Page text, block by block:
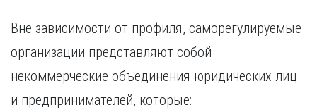
Вне зависимости от профиля, саморегулируемые
организации представляют собой
некоммерческие объединения юридических лиц
и предпринимателей, которые: